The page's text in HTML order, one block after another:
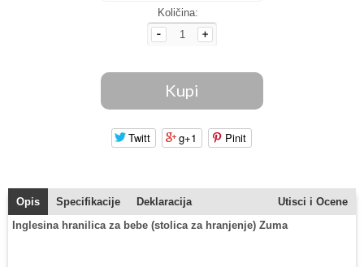
Količina:
Twitt g+1 Pinit
Opis Specifikacije Deklaracija
Utisci i Ocene
Inglesina hranilica za bebe (stolica za hranjenje) Zuma